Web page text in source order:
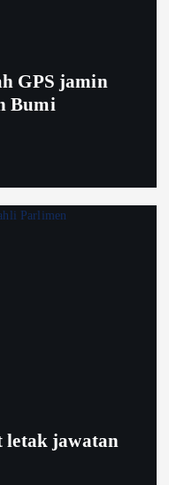
GPS jamin
Bumi
letak jawatan